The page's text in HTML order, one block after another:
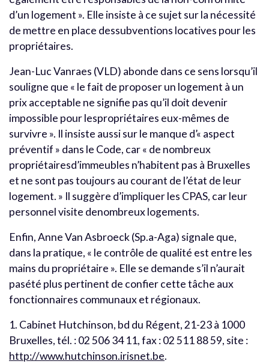
d’un logement ». Elle insiste à ce sujet sur la nécessité
de mettre en place dessubventions locatives pour les
propriétaires.
Jean-Luc Vanraes (VLD) abonde dans ce sens lorsqu’il
souligne que « le fait de proposer un logement à un
prix acceptable ne signifie pas qu’il doit devenir
impossible pour lespropriétaires eux-mêmes de
survivre ». Il insiste aussi sur le manque d’« aspect
préventif » dans le Code, car « de nombreux
propriétairesd’immeubles n’habitent pas à Bruxelles
et ne sont pas toujours au courant de l’état de leur
logement. » Il suggère d’impliquer les CPAS, car leur
personnel visite denombreux logements.
Enfin, Anne Van Asbroeck (Sp.a-Aga) signale que,
dans la pratique, « le contrôle de qualité est entre les
mains du propriétaire ». Elle se demande s’il n’aurait
pasété plus pertinent de confier cette tâche aux
fonctionnaires communaux et régionaux.
1. Cabinet Hutchinson, bd du Régent, 21-23 à 1000
Bruxelles, tél. : 02 506 34 11, fax : 02 511 88 59, site :
http://www.hutchinson.irisnet.be.